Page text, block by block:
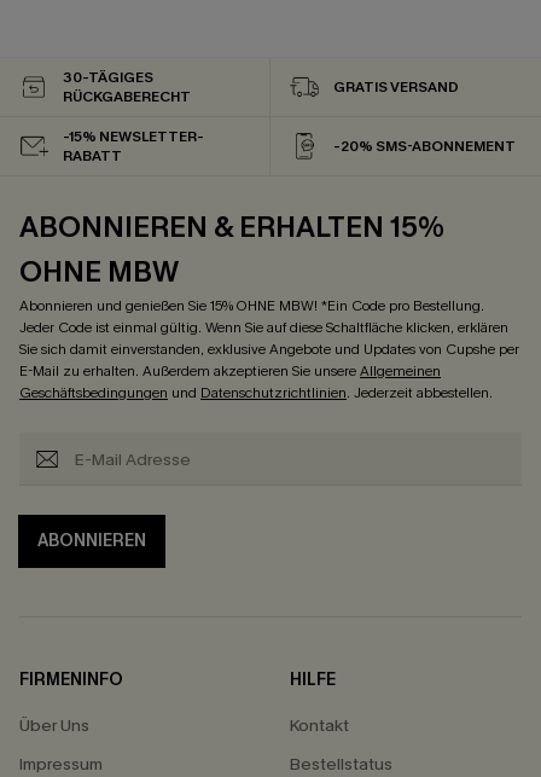
30-TÄGIGES
RÜCKGABERECHT
GRATIS VERSAND
-15% NEWSLETTER-
RABATT
-20% SMS-ABONNEMENT
ABONNIEREN & ERHALTEN 15%
OHNE MBW
Abonnieren und genießen Sie 15% OHNE MBW! *Ein Code pro Bestellung.
Jeder Code ist einmal gültig. Wenn Sie auf diese Schaltfläche klicken, erklären
Sie sich damit einverstanden, exklusive Angebote und Updates von Cupshe per
E-Mail zu erhalten. Außerdem akzeptieren Sie unsereAllgemeinen
Geschäftsbedingungen und Datenschutzrichtlinien. Jederzeit abbestellen.
ABONNIEREN
FIRMENINFO
Über Uns
Impressum
HILFE
Kontakt
Bestellstatus